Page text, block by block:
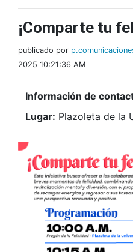
¡Comparte tu
publicado por
2025 10:21:36 AM
Información de
Lugar: Plazoleta de la